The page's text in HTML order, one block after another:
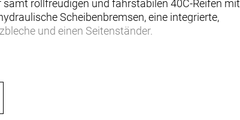
rollfreudigen und fahrstabilen 40C-Reifen mit
Scheibenbremsen, eine integrierte,
und einen Seitenständer.
ausgestattet.
Aufwand die Treppe hochtragen lässt.
Fahrgefühl erzeugt, während die einfach